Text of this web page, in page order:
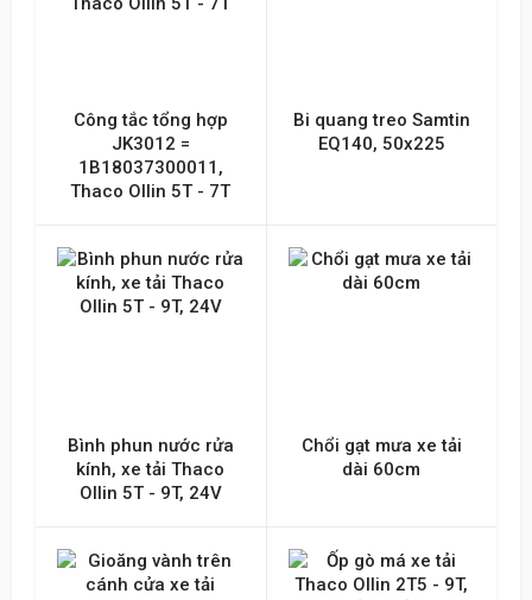
Công tắc tổng hợp
JK3012 =
1B18037300011,
Thaco Ollin 5T - 7T
Bi quang treo Samtin
EQ140, 50x225
Bình phun nước rửa
kính, xe tải Thaco
Ollin 5T - 9T, 24V
Chổi gạt mưa xe tải
dài 60cm